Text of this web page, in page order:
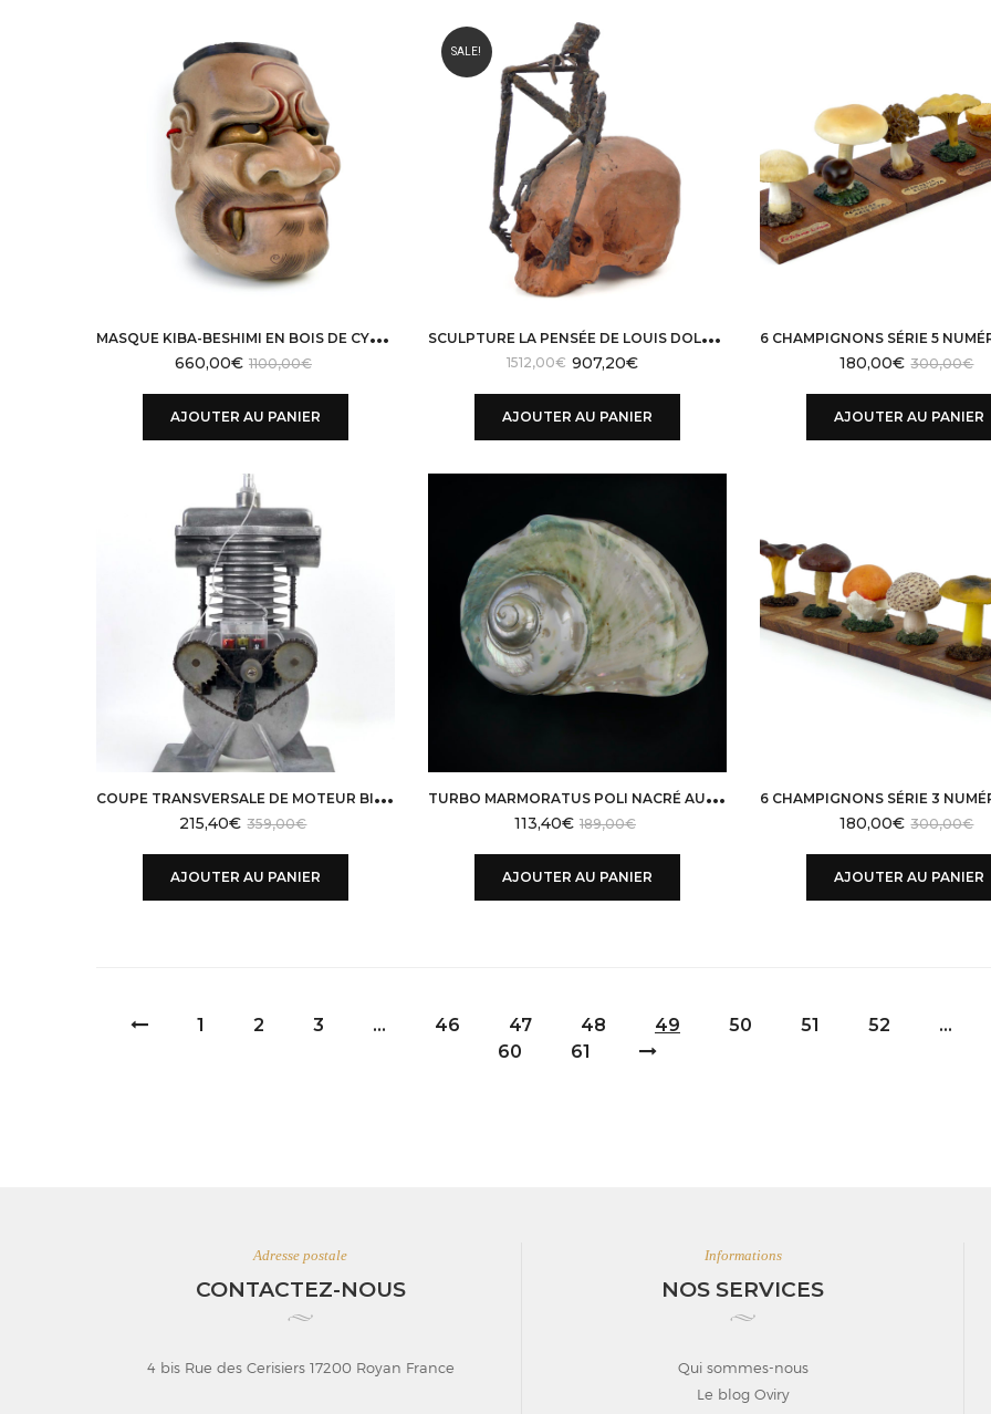
M
ASQUE KIBA-BESHIMI EN BOIS DE CYPRÈS ÈRE SHŌWA
1100,00€
660,00€
AJOUTER AU PANIER
SALE!
S
CULPTURE LA PENSÉE DE LOUIS DOLLÉ ACIER ET TERRE CHAMOTTÉE
initial
était :
1512,00€
actuel
est :
907,20€
AJOUTER AU PANIER
300,00€
180,00€
AJOUTER AU PANIER
C
OUPE TRANSVERSALE DE MOTEUR BIOFIZ – ANNÉES 60 – POLOGNE
359,00€
215,40€
AJOUTER AU PANIER
T
URBO MARMORATUS POLI NACRÉ AUX REFLETS IRISÉS VERT
189,00€
113,40€
AJOUTER AU PANIER
300,00€
180,00€
AJOUTER AU PANIER
1 2 3 … 46 47 48 49 50 51 52 …
60
61
Adresse postale
CONTACTEZ-NOUS
4 bis Rue des Cerisiers 17200 Royan France
Informations
NOS SERVICES
Qui sommes-nous
Le blog Oviry